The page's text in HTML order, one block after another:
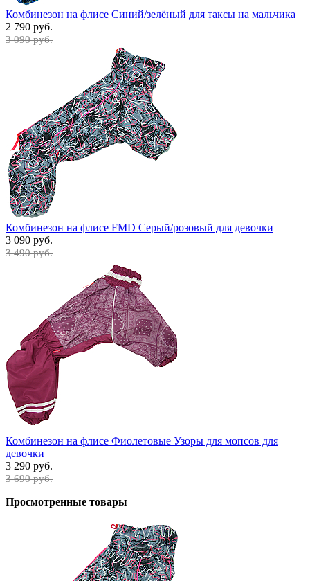
Комбинезон на флисе Синий/зелёный для таксы на мальчика
2 790 руб.
3 090 руб.
Комбинезон на флисе FMD Серый/розовый для девочки
3 090 руб.
3 490 руб.
Комбинезон на флисе Фиолетовые Узоры для мопсов для
девочки
3 290 руб.
3 690 руб.
Просмотренные товары